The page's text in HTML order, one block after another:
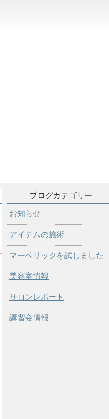
ブログカテゴリー
お知らせ
アイテムの施術
マーベリックを試しました
美容室情報
サロンレポート
講習会情報